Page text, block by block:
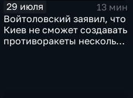
29 июля
13 мин
Войтоловский заявил, что
Киев не сможет создавать
противоракеты несколько